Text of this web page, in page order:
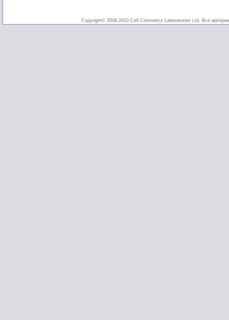
Copyright© 2006-2010 Cell Cosmetics Laboratories Ltd. Все